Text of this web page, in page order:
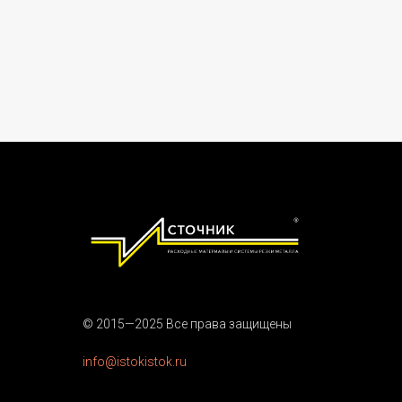
© 2015—2025 Все права защищены
info@istokistok.ru